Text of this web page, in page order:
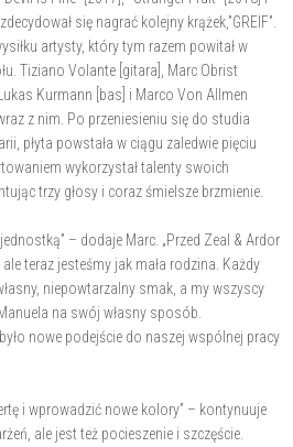
się nagrać kolejny krążek,”GREIF”.
artysty, który tym razem powitał w
Tiziano Volante [gitara], Marc Obrist
Kurmann [bas] i Marco Von Allmen
z nim. Po przeniesieniu się do studia
płyta powstała w ciągu zaledwie pięciu
wykorzystał talenty swoich
trzy głosy i coraz śmielsze brzmienie.
– dodaje Marc. „Przed Zeal & Ardor
teraz jesteśmy jak mała rodzina. Każdy
niepowtarzalny smak, a my wszyscy
na swój własny sposób.
nowe podejście do naszej wspólnej pracy
i wprowadzić nowe kolory” – kontynuuje
ale jest też pocieszenie i szczęście.